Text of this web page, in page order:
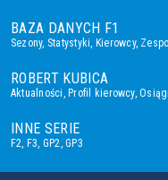
BAZA DANYCH F1
Sezony, Statystyki, Kierowcy,
ROBERT KUBICA
Aktualności,Profil kierowcy,
INNE SERIE
F2, F3, GP2,GP3